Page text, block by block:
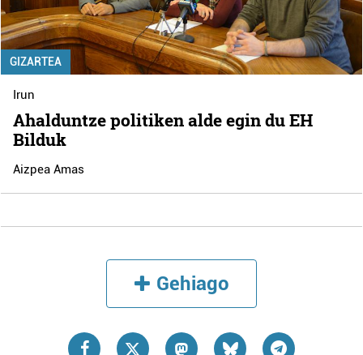
GIZARTEA
Irun
Ahalduntze politiken alde egin du EH
Bilduk
Aizpea Amas
Gehiago